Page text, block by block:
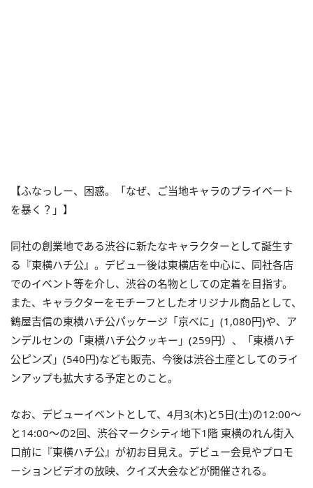
【ふなっしー、困惑。「なぜ、ご当地キャラのプライベート
を暴く？」】
同社の創業地である渋谷に新たなキャラクターとして誕生す
る『東横ハチ公』。デビュー後は東横店を中心に、同社各店
でのイベント等を介し、渋谷の名物としての定着を目指す。
また、キャラクターをモチーフとしたオリジナル商品として、
鶴屋吉信の東横ハチ公パッケージ「京べに」(1,080円)や、ア
ンデルセンの「東横ハチ公クッキー」(259円）、「東横ハチ
公ピンズ」(540円)なども販売、今後は渋谷土産としてのライ
ンアップも拡大する予定とのこと。
なお、デビューイベントとして、4月3(木)と5日(土)の12:00～
と14:00～の2回、渋谷マークシティ地下1階 東横のれん街入
口前に『東横ハチ公』が初お目見え。デビュー会見やプロモ
ーションビデオの放映、クイズ大会などが開催される。